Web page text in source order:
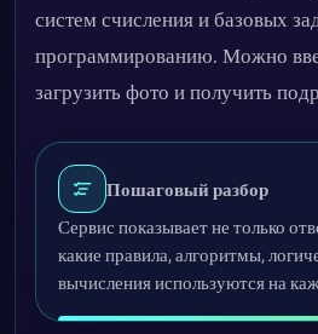
систем счисления и базовых
программированию. Можно
загрузить фото и получить
Пошаговый разбор
Сервис показывает не только
какие правила, алгоритмы,
вычисления используются на